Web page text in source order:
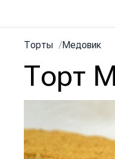
Торты /Медовик
Торт